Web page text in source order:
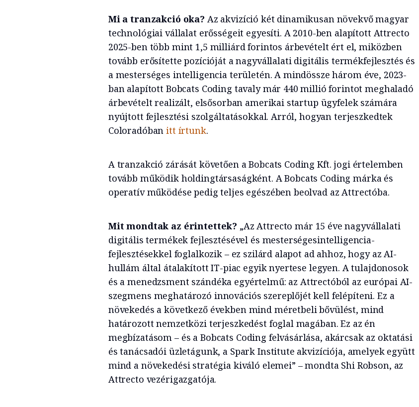
Mi a tranzakció oka? Az akvizíció két dinamikusan növekvő magyar
technológiai vállalat erősségeit egyesíti. A 2010-ben alapított Attrecto
2025-ben több mint 1,5 milliárd forintos árbevételt ért el, miközben
tovább erősítette pozícióját a nagyvállalati digitális termékfejlesztés és
a mesterséges intelligencia területén. A mindössze három éve, 2023-
ban alapított Bobcats Coding tavaly már 440 millió forintot meghaladó
árbevételt realizált, elsősorban amerikai startup ügyfelek számára
nyújtott fejlesztési szolgáltatásokkal. Arról, hogyan terjeszkedtek
Coloradóbanitt írtunk.
A tranzakció zárását követően a Bobcats Coding Kft. jogi értelemben
tovább működik holdingtársaságként. A Bobcats Coding márka és
operatív működése pedig teljes egészében beolvad az Attrectóba.
Mit mondtak az érintettek? „Az Attrecto már 15 éve nagyvállalati
digitális termékek fejlesztésével és mesterségesintelligencia-
fejlesztésekkel foglalkozik – ez szilárd alapot ad ahhoz, hogy az AI-
hullám által átalakított IT-piac egyik nyertese legyen. A tulajdonosok
és a menedzsment szándéka egyértelmű: az Attrectóból az európai AI-
szegmens meghatározó innovációs szereplőjét kell felépíteni. Ez a
növekedés a következő években mind méretbeli bővülést, mind
határozott nemzetközi terjeszkedést foglal magában. Ez az én
megbízatásom – és a Bobcats Coding felvásárlása, akárcsak az oktatási
és tanácsadói üzletágunk, a Spark Institute akvizíciója, amelyek együtt
mind a növekedési stratégia kiváló elemei” – mondta Shi Robson, az
Attrecto vezérigazgatója.